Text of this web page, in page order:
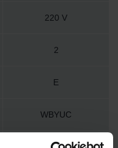
220 V
2
E
WBYUC